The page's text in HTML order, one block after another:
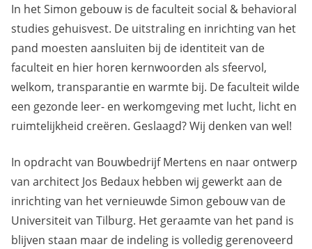
In het Simon gebouw is de faculteit social & behavioral
studies gehuisvest. De uitstraling en inrichting van het
pand moesten aansluiten bij de identiteit van de
faculteit en hier horen kernwoorden als sfeervol,
welkom, transparantie en warmte bij. De faculteit wilde
een gezonde leer- en werkomgeving met lucht, licht en
ruimtelijkheid creëren. Geslaagd? Wij denken van wel!
In opdracht van Bouwbedrijf Mertens en naar ontwerp
van architect Jos Bedaux hebben wij gewerkt aan de
inrichting van het vernieuwde Simon gebouw van de
Universiteit van Tilburg. Het geraamte van het pand is
blijven staan maar de indeling is volledig gerenoveerd